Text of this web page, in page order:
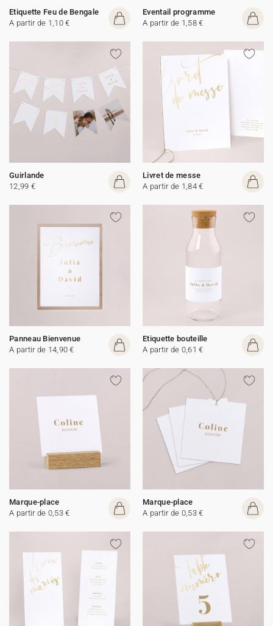
Etiquette Feu de Bengale
A partir de 1,10 €
Eventail programme
A partir de 1,58 €
Guirlande
12,99 €
Livret de messe
A partir de 1,84 €
Panneau Bienvenue
A partir de 14,90 €
Etiquette bouteille
A partir de 0,61 €
Marque-place
A partir de 0,53 €
Marque-place
A partir de 0,53 €